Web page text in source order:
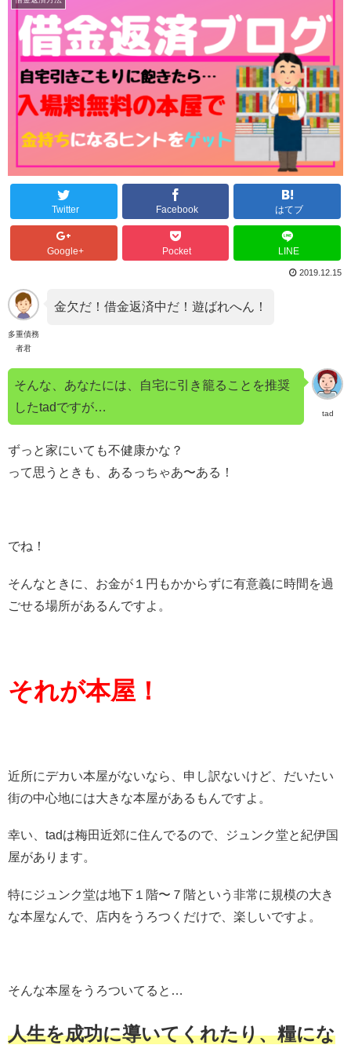
Twitter Facebook はてブ
Google+ Pocket LINE
2019.12.15
多重債務
者君
金欠だ！借金返済中だ！遊ばれへん！
tad
そんな、あなたには、自宅に引き籠ることを推奨
したtadですが…
ずっと家にいても不健康かな？
って思うときも、あるっちゃあ〜ある！
でね！
そんなときに、お金が１円もかからずに有意義に時間を過
ごせる場所があるんですよ。
それが本屋！
近所にデカい本屋がないなら、申し訳ないけど、だいたい
街の中心地には大きな本屋があるもんですよ。
幸い、tadは梅田近郊に住んでるので、ジュンク堂と紀伊国
屋があります。
特にジュンク堂は地下１階〜７階という非常に規模の大き
な本屋なんで、店内をうろつくだけで、楽しいですよ。
そんな本屋をうろついてると…
人生を成功に導いてくれたり、糧にな